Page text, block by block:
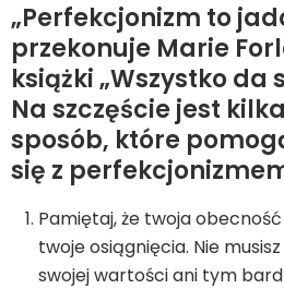
„Perfekcjonizm to
przekonuje Marie
książki „Wszystko da
Na szczęście jest
sposób, które
się z
Pamiętaj, że twoja
twoje osiągnięcia. Nie
swojej wartości ani tym